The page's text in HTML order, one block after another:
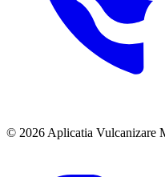
© 2026 Aplicatia Vulcanizare